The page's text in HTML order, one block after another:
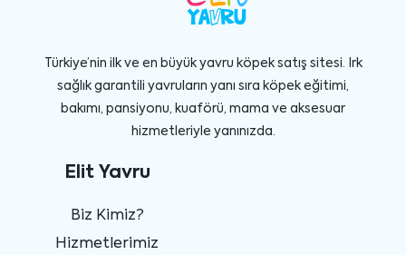
Türkiye’nin ilk ve en büyük yavru köpek satış sitesi. Irk
sağlık garantili yavruların yanı sıra köpek eğitimi,
bakımı, pansiyonu, kuaförü, mama ve aksesuar
hizmetleriyle yanınızda.
Elit Yavru
Biz Kimiz?
Hizmetlerimiz